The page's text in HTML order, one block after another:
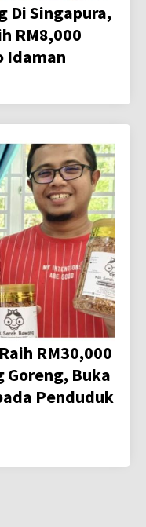
Di Singapura,
RM8,000
Idaman
RM30,000
Goreng, Buka
Penduduk